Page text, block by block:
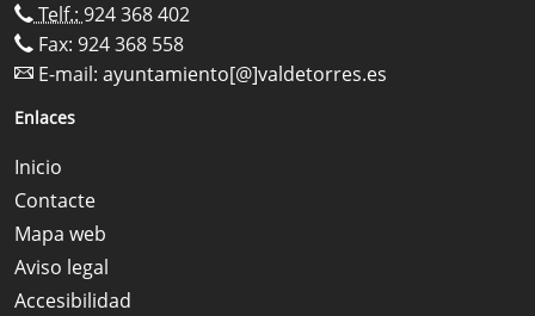
Telf.: 924 368 402
Fax: 924 368 558
E-mail: ayuntamiento[@]valdetorres.es
Enlaces
Inicio
Contacte
Mapa web
Aviso legal
Accesibilidad